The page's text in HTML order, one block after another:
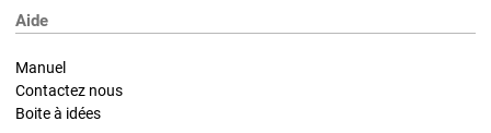
Aide
Manuel
Contactez nous
Boite à idées